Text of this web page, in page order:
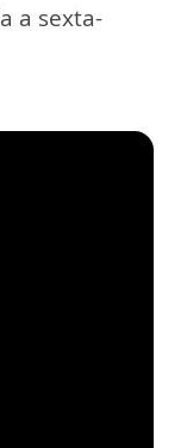
a sexta-